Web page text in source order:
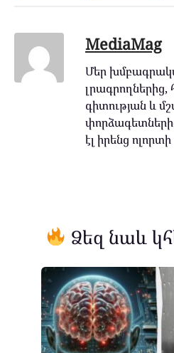
MediaMag
Մեր
լրագրողներից,
գիտության և
էլ իրենց
Ձեզ նաև